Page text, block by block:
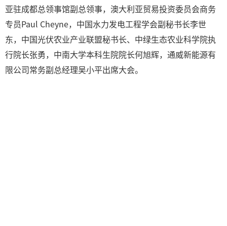
亚驻成都总领事馆副总领事，澳大利亚贸易投资委员会商务
专员Paul Cheyne，中国水力发电工程学会副秘书长李世
东，中国光伏农业产业联盟秘书长、中绿生态农业科学院执
行院长张勇，中南大学本科生院院长何旭辉，通威新能源有
限公司常务副总经理吴小平出席大会。